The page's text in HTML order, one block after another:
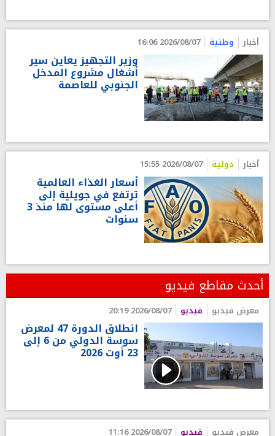
أخبار وطنية 2026/08/07 16:06
وزير التجهيز يعاين سير
أشغال مشروع المدخل
الجنوبي للعاصمة
أخبار دولية 2026/08/07 15:55
أسعار الغذاء العالمية
ترتفع في جويلية إلى
أعلى مستوى لها منذ 3
سنوات
أحدث مقاطع فيديو
معرض فيديو فيديو 2026/08/07 20:19
انطلاق الدورة 47 لمعرض
سوسة الدولي من 6 إلى
23 أوت 2026
معرض فيديو فيديو 2026/08/07 11:16